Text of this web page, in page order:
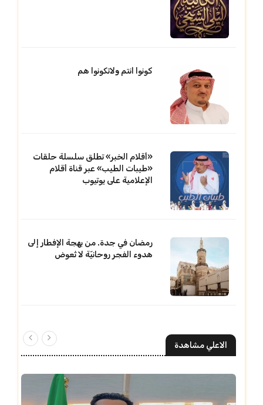
كونوا انتم ولاتكونوا هم
«أقلام الخبر» تطلق سلسلة حلقات
«طيبات الطيب» عبر قناة أقلام
الإعلامية على يوتيوب
رمضان في جدة. من بهجة الإفطار إلى
هدوء الفجر روحانيّة لا تُعوض
الاعلي مشاهدة